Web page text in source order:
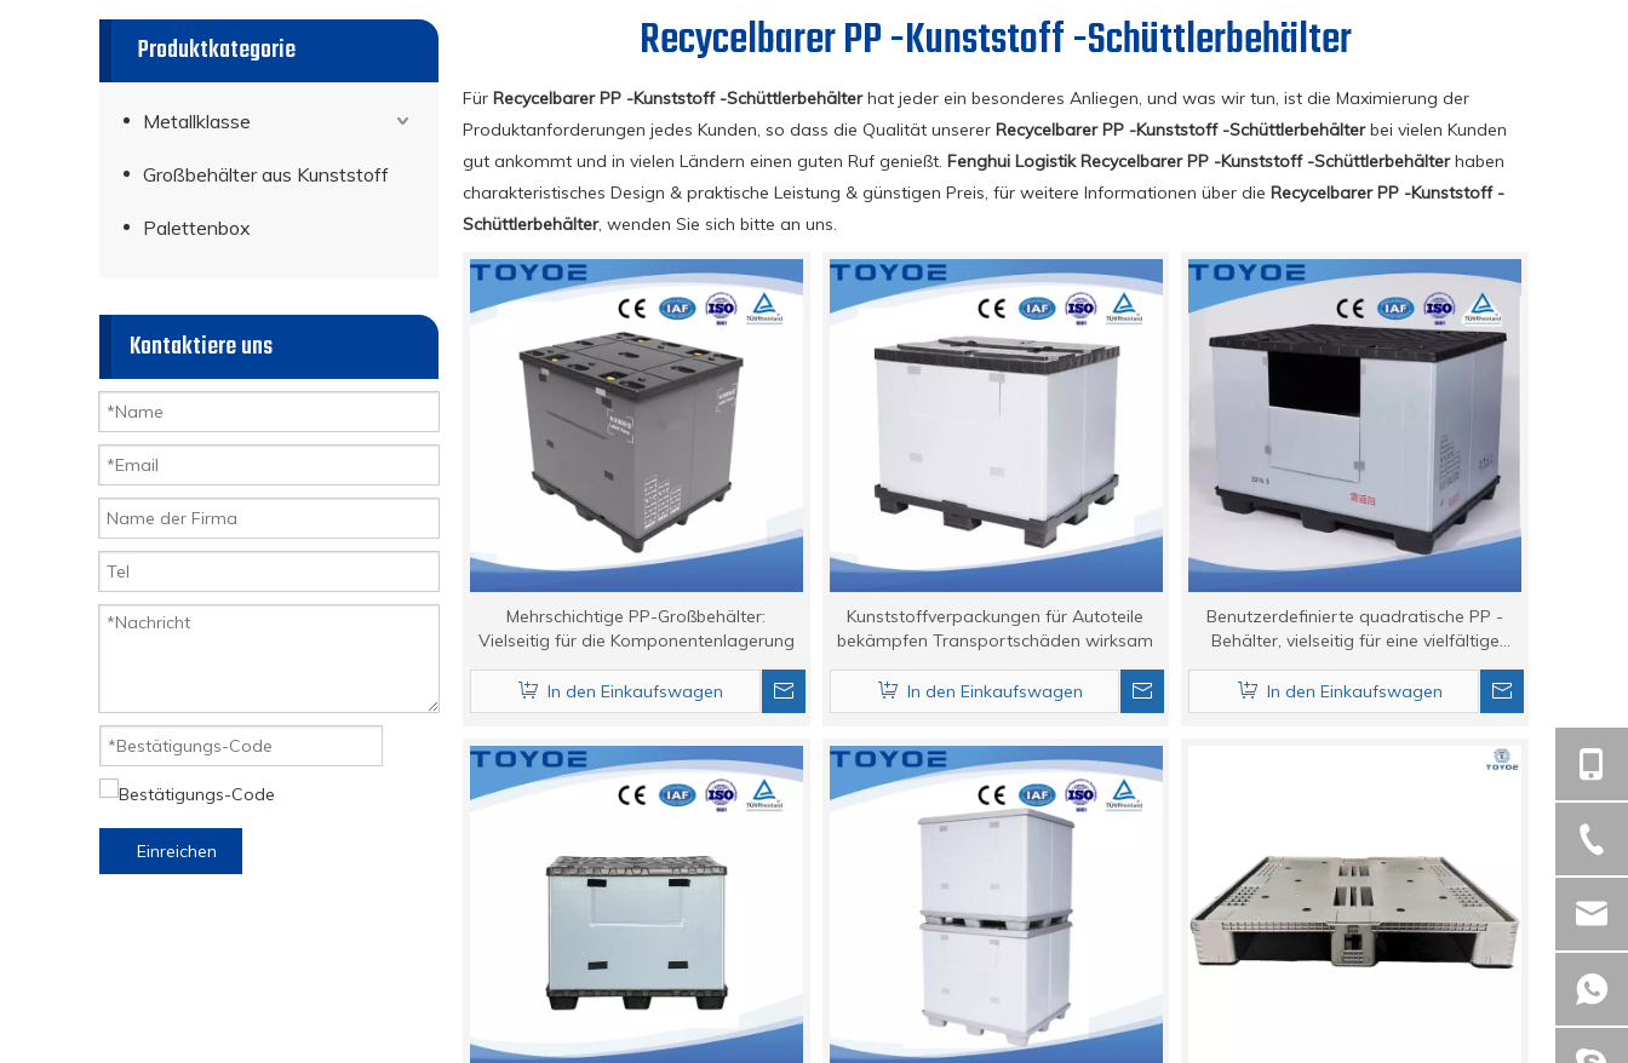
Produktkategorie
Metallklasse
Großbehälter aus Kunststoff
Palettenbox
Kontaktiere uns
Einreichen
Recycelbarer PP -Kunststoff -Schüttlerbehälter
Für Recycelbarer PP -Kunststoff -Schüttlerbehälterhat jeder ein besonderes Anliegen, und was wir tun, ist die Maximierung der
Produktanforderungen jedes Kunden, so dass die Qualität unserer Recycelbarer PP -Kunststoff -Schüttlerbehälterbei vielen Kunden
gut ankommt und in vielen Ländern einen guten Ruf genießt. Fenghui Logistik Recycelbarer PP -Kunststoff -Schüttlerbehälterhaben
charakteristisches Design & praktische Leistung & günstigen Preis, für weitere Informationen über die Recycelbarer PP -Kunststoff -
Schüttlerbehälter, wenden Sie sich bitte an uns.
Mehrschichtige PP-Großbehälter:
Vielseitig für die Komponentenlagerung
In den Einkaufswagen
Kunststoffverpackungen für Autoteile
bekämpfen Transportschäden wirksam
In den Einkaufswagen
Benutzerdefinierte quadratische PP -
Behälter, vielseitig für eine vielfältige
Produktspeicherung.
In den Einkaufswagen